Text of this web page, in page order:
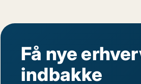
Få nye
indbakke